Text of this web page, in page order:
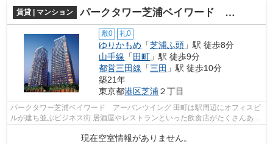
賃貸 | マンション パークタワー芝浦ベイワード アーバンウイング
敷0 礼0
ゆりかもめ 「芝浦ふ頭 」駅 徒歩8分
山手線 「 田町 」駅 徒歩9分
都営三田線 「三田 」駅 徒歩10分
築21年
東京都港区芝浦 ２丁目
パークタワー芝浦ベイワード アーバンウイング 田町は駅周辺にオフィスビ
ルが建ち並ぶビジネス街 居酒屋やレストランといった飲食店がたくさんあっ
現在空室情報がありません。